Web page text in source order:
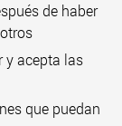
de haber
y acepta las
que puedan